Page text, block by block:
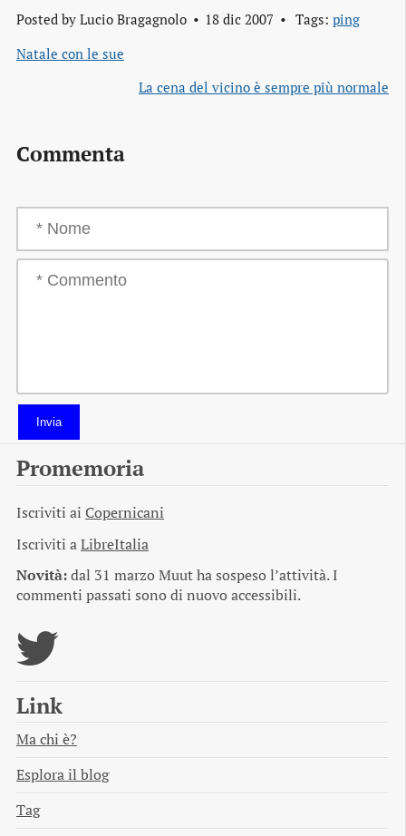
Posted by Lucio Bragagnolo 18 dic 2007 Tags: ping
Natale con le sue
La cena del vicino è sempre più normale
Commenta
Invia
Promemoria
Iscriviti ai Copernicani
Iscriviti aLibreItalia
Novità:dal 31 marzo Muut ha sospeso l’attività. I
commenti passati sono di nuovo accessibili.
Link
Ma chi è?
Esplora il blog
Tag